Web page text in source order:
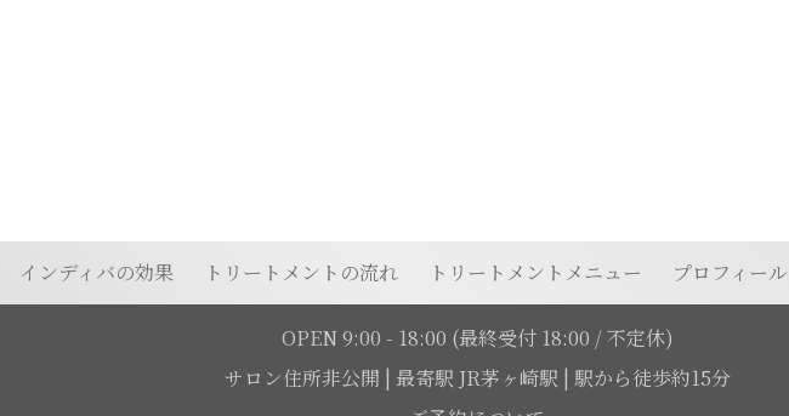
インディバの効果 トリートメントの流れ トリートメントメニュー プロフィール
OPEN 9:00 - 18:00 (最終受付 18:00 / 不定休)
サロン住所非公開 | 最寄駅 JR茅ヶ崎駅 | 駅から徒歩約15分